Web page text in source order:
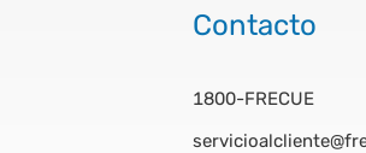
Contacto
1800-FRECUE